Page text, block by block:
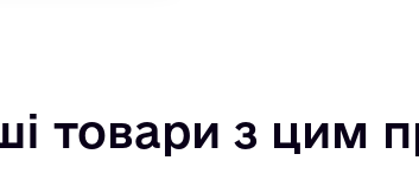
товари з цим